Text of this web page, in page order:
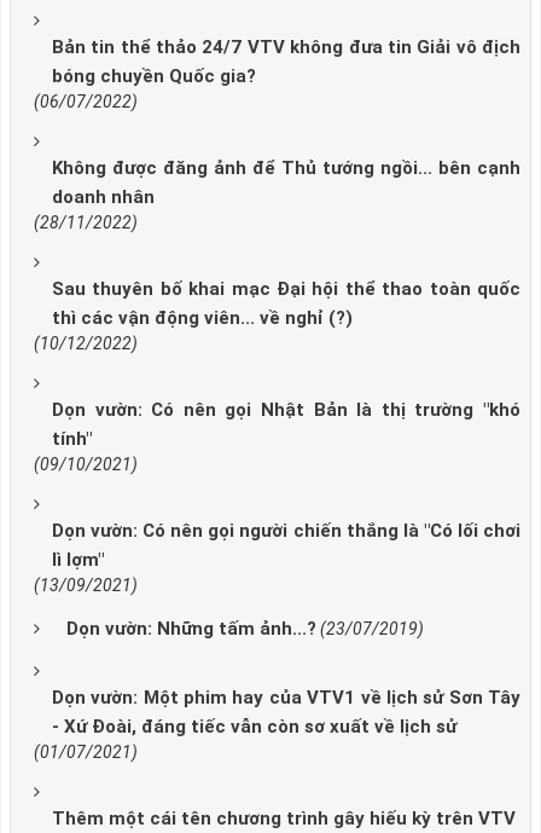
Bản tin thể thảo 24/7 VTV không đưa tin Giải vô địch
bóng chuyền Quốc gia?
(06/07/2022)
Không được đăng ảnh để Thủ tướng ngồi... bên cạnh
doanh nhân
(28/11/2022)
Sau thuyên bố khai mạc Đại hội thể thao toàn quốc
thì các vận động viên... về nghỉ (?)
(10/12/2022)
Dọn vườn: Có nên gọi Nhật Bản là thị trường "khó
tính"
(09/10/2021)
Dọn vườn: Có nên gọi người chiến thắng là "Có lối chơi
lì lợm"
(13/09/2021)
Dọn vườn: Những tấm ảnh...? (23/07/2019)
Dọn vườn: Một phim hay của VTV1 về lịch sử Sơn Tây
- Xứ Đoài, đáng tiếc vẫn còn sơ xuất về lịch sử
(01/07/2021)
Thêm một cái tên chương trình gây hiếu kỳ trên VTV